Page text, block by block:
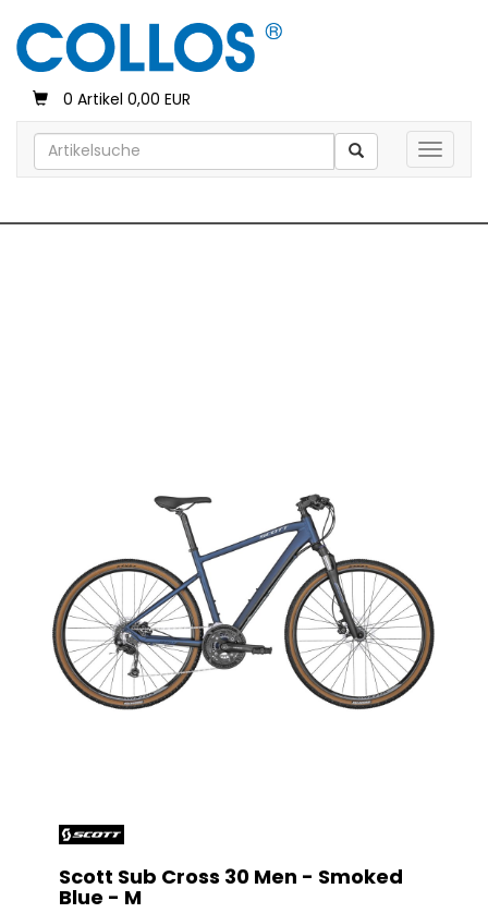
0 Artikel 0,00 EUR
Toggle
Scott Sub Cross 30 Men - Smoked
Blue - M